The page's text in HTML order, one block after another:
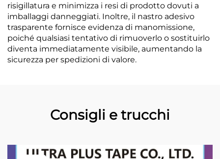
risigillatura e minimizza i resi di prodotto dovuti a
imballaggi danneggiati. Inoltre, il nastro adesivo
trasparente fornisce evidenza di manomissione,
poiché qualsiasi tentativo di rimuoverlo o sostituirlo
diventa immediatamente visibile, aumentando la
sicurezza per spedizioni di valore.
Consigli e trucchi